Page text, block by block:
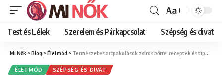
Font
Resizer
Aa
Test és Lélek Szerelem és Párkapcsolat Szépség és divat
Mi Nők >Blog >Életmód > Természetes arcpakolások zsíros bőrre: receptek és tippek
ÉLETMÓD SZÉPSÉG ÉS DIVAT